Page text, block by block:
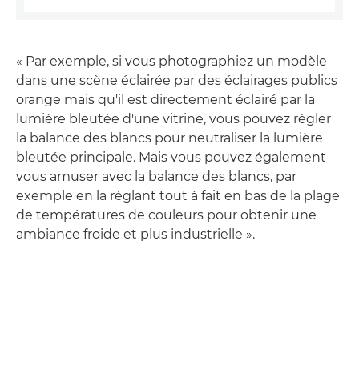
« Par exemple, si vous photographiez un modèle
dans une scène éclairée par des éclairages publics
orange mais qu'il est directement éclairé par la
lumière bleutée d'une vitrine, vous pouvez régler
la balance des blancs pour neutraliser la lumière
bleutée principale. Mais vous pouvez également
vous amuser avec la balance des blancs, par
exemple en la réglant tout à fait en bas de la plage
de températures de couleurs pour obtenir une
ambiance froide et plus industrielle ».